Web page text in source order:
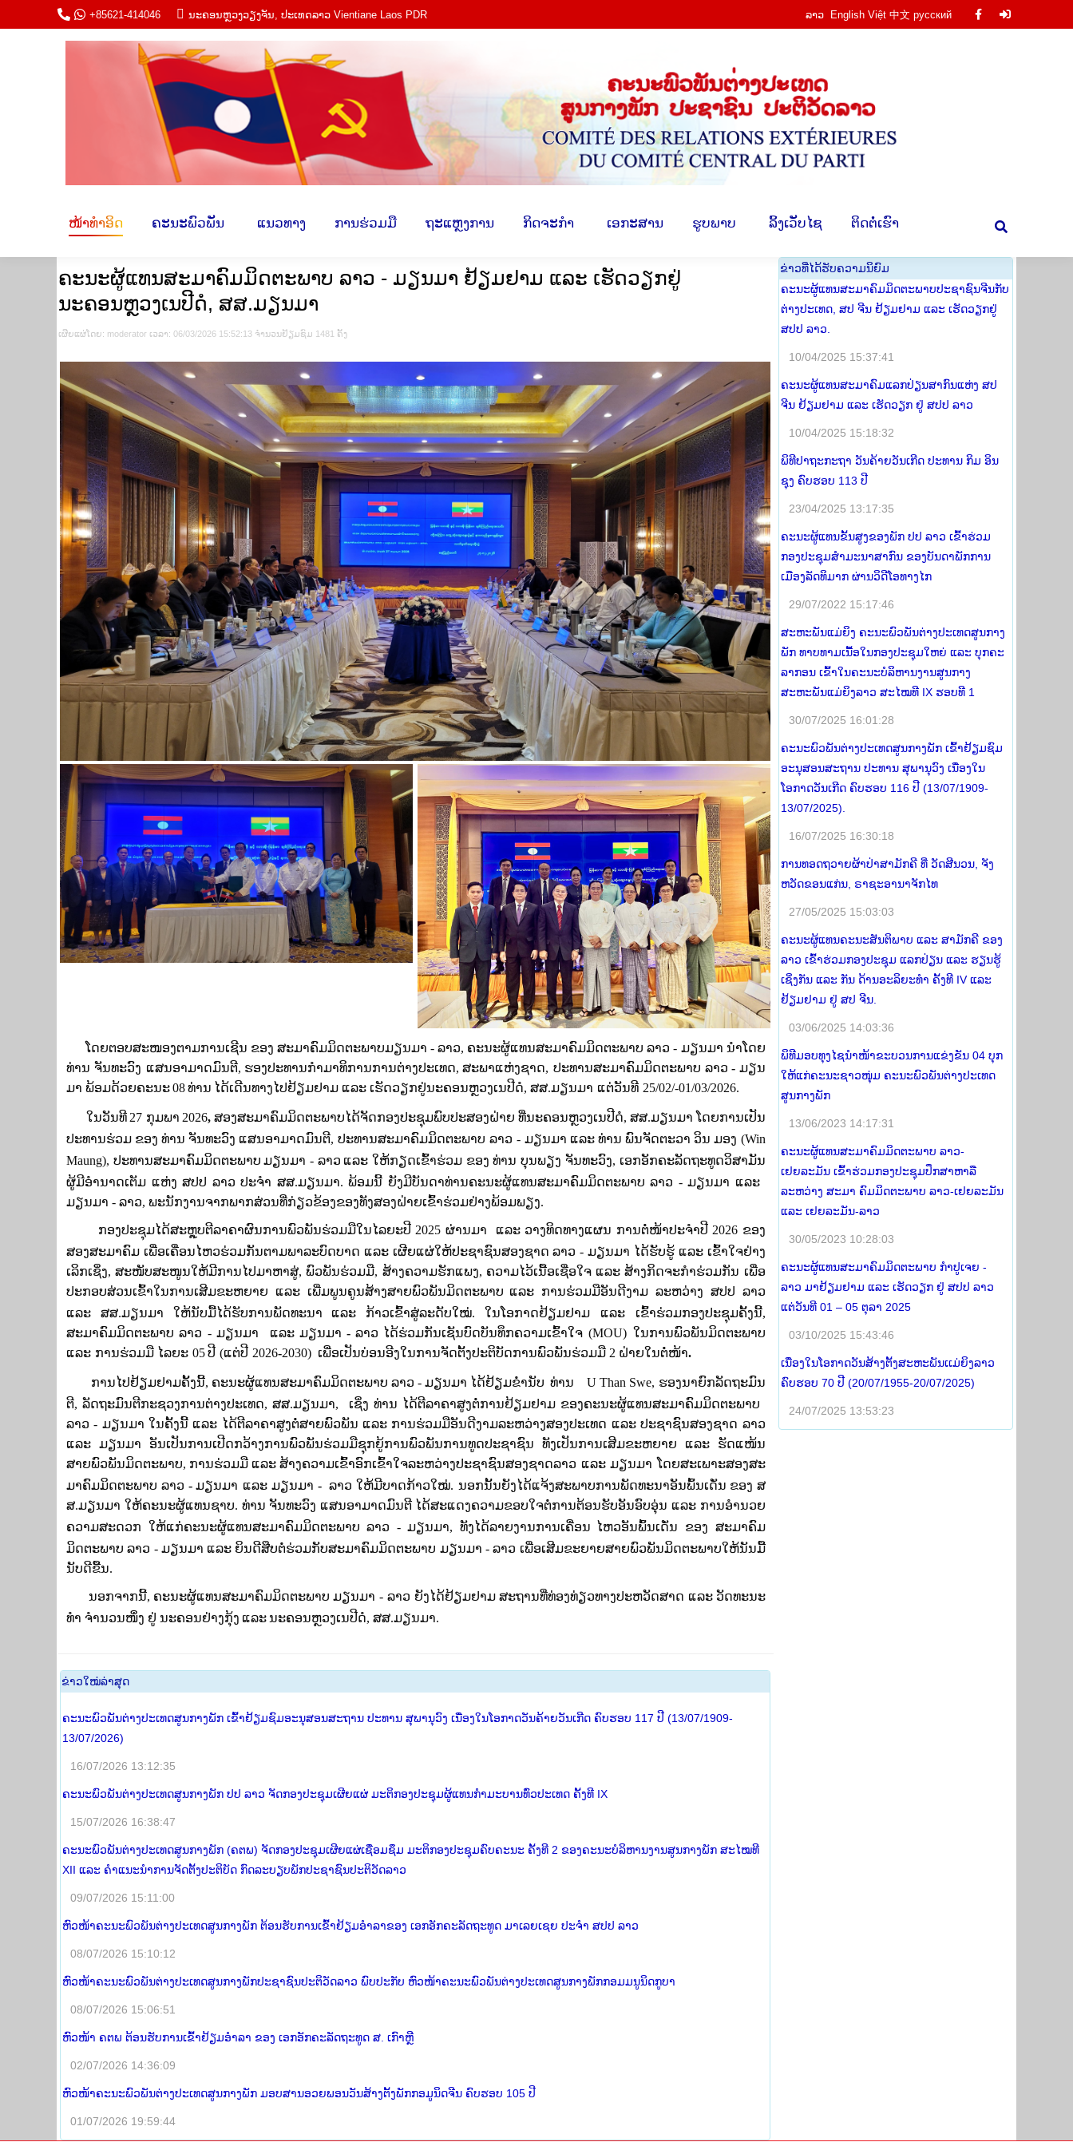
+85621-414046 ນະ​ຄອນຫຼວງວຽງ​ຈັນ, ປະ​ເທດ​ລາວ Vientiane Laos PDR ລາວ English Việt 中文 русский
Facebook
ໜ້າ​ທຳ​ອິດ ຄະ​ນະພົວ​ພັນ​ ​ ແນວ​ທາງ​ ​ການ​ຮ່ວມ​ມື ​ຖະ​ແຫຼງ​ການ ​ກິດ​ຈະ​ກຳ ​ ເອ​ກະ​ສານ ​ຮູບ​ພາບ ​ ລິ້ງ​ເວັບ​ໄຊ ​ຕິດ​ຕໍ່​ເຮົາ Search:
ຄະນະຜູ້ແທນສະມາຄົມມິດຕະພາບ ລາວ - ມຽນມາ ຢ້ຽມຢາມ ແລະ ເຮັດວຽກຢູ່
ນະຄອນຫຼວງເນປີດໍ, ສສ.ມຽນມາ
ເຜີຍ​ແຜ່​ໂດຍ​: moderator ເວ​ລາ: 06/03/2026 15:52:13 ຈຳ​ນວນ​​ຢ້ຽມ​ຊົມ 1481 ຄັ້ງ
ໂດຍຕອບສະໜອງຕາມການເຊີນ ຂອງ ສະມາຄົມມິດຕະພາບມຽນ​ມາ - ລາວ, ຄະນະຜູ້ແທນສະມາຄົມມິດຕະພາບ ​ລາວ - ມຽນມາ ນຳໂດຍ
ທ່ານ ຈັນທະວົງ ແສນອາມາດມົນຕີ, ຮອງປະທານກຳມາທິການການຕ່າງປະເທດ, ສະພາແຫ່ງຊາດ, ປະທານສະມາຄົມມິດຕະພາບ ລາວ - ມຽນ
ມາ ພ້ອມດ້ວຍຄະນະ08ທ່ານ ​ໄດ້ເດີນທາງໄປ​ຢ້ຽມຢາມ ​​ແລະ ເຮັດວຽກ​ຢູ່ນະຄອນຫຼວງເນປີດໍ, ສສ.ມຽນມາ ແຕ່​ວັນ​ທີ 25/02/-01/03/2026.
ໃນວັນທີ27 ກຸມພາ 2026, ສອງສະມາຄົມມິດຕະພາບໄດ້ຈັດກອງປະຊຸມພົບປະສອງຝ່າຍ ທີ່ນະ​ຄອນຫຼວງ​ເນ​ປີ​ດໍ, ສ​ສ.ມຽນ​ມາ ໂດຍການເປັນ
ປະທານຮ່ວມ ຂອງ ທ່ານ ຈັນທະວົງ ແສນ​ອາ​ມາດ​ມົນ​ຕີ, ປະທານສະ​ມາ​ຄົມ​ມິດ​ຕະ​ພາບ ລາວ - ມຽນ​ມາ ແລະ ທ່ານ ພົນຈັດຕະວາ ວິນ ມອງ (Win
Maung), ປະທານສະມາຄົມມິດຕະພາບ ມຽນມາ - ລາວ ແລະ ໃຫ້ກຽດເຂົ້າຮ່ວມ ຂອງ ທ່ານ ບຸນພຽງ ຈັນທະວົງ, ເອກອັກຄະລັດຖະທູດວິສາມັນ
ຜູ້ມີອຳນາດເຕັມ ແຫ່ງ ​ສປປ ລາວ ປະຈຳ ສສ.ມຽນມາ. ພ້ອມນີ້ ຍັງມີບັນດາ​ທ່ານຄະນະຜູ້ແທນສະມາຄົມ​ມິດຕະພາບ ລາວ -​​ມຽນມາ ແລະ
ມຽນມາ - ລາວ, ພະນັກງານ​ຈາກ​ພາກສ່ວນ​ທີ່​ກ່ຽວຂ້ອງ​ຂອງ​ທັງ​ສອງ​ຝ່າຍ​ເຂົ້າ​ຮ່ວ​ມຢ່າງ​ພ້ອມ​ພຽງ.
ກອງປະຊຸມໄດ້ສະຫຼຸບຕີລາຄາຜົນການພົວພັນຮ່ວມມືໃນໄລຍະປີ2025 ຜ່ານມາ ແລະ ວາງທິດທາງແຜນ ການຕໍ່ໜ້າປະຈໍາປີ2026 ຂອງ
ສອງສະມາຄົມ ເພື່ອເຄື່ອນໄຫວຮ່ວມກັນຕາມພາລະບົດບາດ ແລະ ເຜີຍແຜ່ໃຫ້ປະຊາຊົນສອງຊາດ ລາວ -ມຽນມາ ໄດ້ຮັບຮູ້ ແລະ ເຂົ້າໃຈຢ່າງ
ເລິກເຊິ່ງ, ສະໜັບສະໜູນໃຫ້ມີການໄປມາຫາສູ່, ພົວພັນຮ່ວມມື, ສ້າງຄວາມຮັກແພງ, ຄວາມໄວ້ເນື້ອເຊື່ອໃຈ ແລະ ສ້າງກິດຈະກໍາຮ່ວມກັນ ເພື່ອ
ປະກອບສ່ວນເຂົ້າໃນການເສີມຂະຫຍາຍ ແລະ ເພີ່ມພູນຄູນສ້າງສາຍພົວພັນມິດຕະພາບ ແລະ ການຮ່ວມມືອັນດີງາມ ລະຫວ່າງ ສປປ ລາວ
ແລະ ສສ.ມຽນມາ ໃຫ້ນັບມື້ໄດ້ຮັບການພັດທະນາ ແລະ ກ້າວເຂົ້າສູ່ລະດັບໃໝ່. ໃນໂອກາດຢ້ຽມຢາມ ແລະ ເຂົ້າຮ່ວມກອງປະຊຸມຄັ້ງນີ້,
ສະມາຄົມ​ມິດຕະພາບ ລາວ -ມຽນມາ ແລະ ມຽນມາ -ລາວ ໄດ້ຮ່ວມກັນເຊັນບົດບັນທຶກຄວາມເຂົ້າໃຈ (MOU) ໃນການພົວພັນມິດຕະພາບ
ແລະ ການຮ່ວມມື ໄລຍະ 05ປີ (ແຕ່ປີ 2026-2030) ເພື່ອເປັນບ່ອນອີງໃນການຈັດຕັ້ງປະຕິບັດການພົວພັນຮ່ວມມື 2 ຝ່າຍໃນຕໍ່ໜ້າ.
ການໄປຢ້ຽມຢາມຄັ້ງນີ້, ຄະນະຜູ້ແທນສະມາຄົມມິດຕະພາບ ລາວ - ມຽນມາ ໄດ້ຢ້ຽມຂໍ່ານັບ ທ່ານ U Than Swe, ຮອງນາຍົກລັດຖະມົນ
ຕີ,ລັດຖະມົນຕີກະຊວງການຕ່າງປະເທດ,ສສ.ມຽນມາ,
ເຊິ່ງ ທ່ານ ໄດ້ຕີລາຄາສູງຕໍ່ການຢ້ຽມຢາມ ຂອງຄະນະຜູ້ແທນສະມາຄົມມິດຕະພາບ
ລາວ - ມຽນມາ ໃນຄັ້ງນີ້ ແລະ ໄດ້ຕີລາຄາສູງຕໍ່ສາຍພົວພັນ ແລະ ການຮ່ວມມືອັນດີງາມລະຫວ່າງສອງປະເທດ ແລະ ປະຊາຊົນສອງຊາດ ລາວ
ແລະ ມຽນມາ ອັນເປັນການເປີດກວ້າງການພົວພັນຮ່ວມມືຊຸກຍູ້ການພົວພັນການທູດປະຊາຊົນ ທັງ​ເປັນ​ການເສີມຂະຫຍາຍ ແລະ ຮັດ​ແໜ້ນ
ສາຍພົວພັນມິດຕະພາບ, ການຮ່ວມມື ແລະສ້າງຄວາມເຂົ້າອົກເຂົ້າໃຈລະຫວ່າງປະຊາຊົນສອງຊາດລາວ ແລະ ມຽນມາ ໂດຍສະເພາະສອງສະ
ມາຄົມມິດຕະພາບ ລາວ -ມຽນມາ ແລະ ມຽນມາ - ລາວ ໃຫ້ມີບາດກ້າວໃໝ່. ນອກນັ້ນຍັງໄດ້ແຈ້ງສະພາບການພັດທະນາອັນພົ້ນເດັ່ນ ຂອງ ສ
ສ.ມຽນມາ ໃຫ້ຄະນະຜູ້ແທນຊາບ. ທ່ານ ຈັນທະວົງ ແສນອາມາດມົນຕີ ໄດ້ສະແດງຄວາມຂອບໃຈຕໍ່ການຕ້ອນຮັບອັນອົບອຸ່ນ ແລະ ການອໍານວຍ
ຄວາມສະດວກ ໃຫ້ແກ່ຄະນະຜູ້ແທນສະມາຄົມມິດຕະພາບລາວ -ມຽນມາ, ທັງໄດ້ລາຍງານການເຄື່ອນ ໄຫວອັນພົ້ນເດັ່ນ ຂອງ ສະມາຄົມ
ມິດຕະພາບລາວ - ມຽນມາ ແລະ ຍິນດີສືບຕໍ່ຮ່ວມກັບສະມາຄົມມິດຕະພາບ ມຽນມາ -ລາວ ເພື່ອເສີມຂະຍາຍສາຍພົວພັນມິດຕະພາບໃຫ້ນັນມື້
ນັບດີຂື້ນ.
ນອກຈາກນີ້, ຄະນະຜູ້ແທນສະມາຄົມ​ມິດ​ຕະ​ພາບມຽນມາ - ລາວ ຍັງໄດ້ຢ້ຽມຢາມ ສະຖານທີ່ທ່ອງທ່ຽວທາງປະຫວັດສາດ ແລະ ວັດທະນະ
ທຳ ຈຳນວນໜຶ່ງ ຢູ່ ນະຄອນຢ່າງກຸ້ງ ແລະນະຄອນຫຼວງເນປີດໍ, ສສ.ມຽນມາ.
​ຂ່າວ​ໃໝ່​ລ່າ​ສຸດ
ຄະນະພົວພັນຕ່າງປະເທດສູນກາງພັກ ເຂົ້າຢ້ຽມຊົມອະນຸສອນສະຖານ ປະທານ ສຸພານຸວົງ ເນື່ອງໃນໂອກາດວັນຄ້າຍວັນເກີດ ຄົບຮອບ 117 ປີ (13/07/1909-
13/07/2026)
16/07/2026 13:12:35
ຄະນະພົວພັນຕ່າງປະເທດສູນກາງພັກ ປປ ລາວ ຈັດກອງປະຊຸມເຜີຍແຜ່ ມະຕິກອງປະຊຸມຜູ້ແທນກຳມະບານທົ່ວປະເທດ ຄັ້ງທີ IX
15/07/2026 16:38:47
ຄະນະພົວພັນຕ່າງປະເທດສູນກາງພັກ (ຄຕພ) ຈັດກອງປະຊຸມເຜີຍແຜ່ເຊື່ອມຊຶມ ມະຕິກອງປະຊຸມຄົບຄະນະ ຄັ້ງທີ 2 ຂອງຄະນະບໍລິຫານງານສູນກາງພັກ ສະໄໝທີ
XII ແລະ ຄໍາແນະນໍາການຈັດຕັ້ງປະຕິບັດ ກົດລະບຽບພັກປະຊາຊົນປະຕິວັດລາວ
09/07/2026 15:11:00
ຫົວໜ້າຄະນະພົວພັນຕ່າງປະເທດສູນກາງພັກ ຕ້ອນຮັບການເຂົ້າຢ້ຽມອຳລາຂອງ ເອກອັກຄະລັດຖະທູດ ມາເລຍເຊຍ ປະຈຳ ສປປ ລາວ
08/07/2026 15:10:12
ຫົວໜ້າຄະນະພົວພັນຕ່າງປະເທດສູນກາງພັກປະຊາຊົນປະຕິວັດລາວ ພົບປະກັບ ຫົວໜ້າຄະນະພົວພັນຕ່າງປະເທດສູນກາງພັກກອມມນູນິດກູບາ
08/07/2026 15:06:51
ຫົວໜ້າ ຄຕພ ຕ້ອນຮັບການເຂົ້າຢ້ຽມອໍາລາ ຂອງ ເອກອັກຄະລັດຖະທູດ ສ. ເກົາຫຼີ
02/07/2026 14:36:09
ຫົວໜ້າຄະນະພົວພັນຕ່າງປະເທດສູນກາງພັກ ມອບສານອວຍພອນວັນສ້າງຕັ້ງພັກກອມູນິດຈີນ ຄົບຮອບ 105 ປີ
01/07/2026 19:59:44
​ຂ່າວ​ທີ່​ໄດ້​ຮັບ​ຄວາມ​ນິ​ຍົມ
ຄະນະຜູ້ແທນສະມາຄົມມິດຕະພາບປະຊາຊົນຈີນກັບ
ຕ່າງປະເທດ, ສປ ຈີນ ຢ້ຽມຢາມ ແລະ ເຮັດວຽກຢູ່
ສປປ ລາວ.
10/04/2025 15:37:41
ຄະນະຜູ້ແທນສະມາຄົມແລກປ່ຽນສາກົນແຫ່ງ ສປ
ຈີນ ຢ້ຽມຢາມ ແລະ ເຮັດວຽກ ຢູ່ ສປປ ລາວ
10/04/2025 15:18:32
ພິທີປາຖະກະຖາ ວັນຄ້າຍວັນເກີດ ປະທານ ກິມ ອິນ
ຊຸງ ຄົບຮອບ 113 ປີ
23/04/2025 13:17:35
ຄະນະຜູ້ແທນຂັ້ນສູງຂອງພັກ ປປ ລາວ ເຂົ້າຮ່ວມ
ກອງປະຊຸມສໍາມະນາສາກົນ ຂອງບັນດາພັກການ
ເມືອງລັດທິມາກ ຜ່ານວິດີໂອທາງໄກ
29/07/2022 15:17:46
ສະຫະພັນແມ່ຍິງ ຄະນະພົວພັນຕ່າງປະເທດສູນກາງ
ພັກ ທາບທາມເນື້ອໃນກອງປະຊຸມໃຫຍ່ ແລະ ບຸກຄະ
ລາກອນ ເຂົ້າໃນຄະນະບໍລິຫານງານສູນກາງ
ສະຫະພັນແມ່ຍິງລາວ ສະໄໝທີ IX ຮອບທີ 1
30/07/2025 16:01:28
ຄະນະພົວພັນຕ່າງປະເທດສູນກາງພັກ ເຂົ້າຢ້ຽມຊົມ
ອະນຸສອນສະຖານ ປະທານ ສຸພານຸວົງ ເນື່ອງໃນ
ໂອກາດວັນເກີດ ຄົບຮອບ 116 ປີ (13/07/1909-
13/07/2025).
16/07/2025 16:30:18
ການທອດຖວາຍຜ້າປ່າສາມັກຄີ ທີ່ ວັດສີນວນ, ຈັງ
ຫວັດຂອນແກ່ນ, ຣາຊະອານາຈັກໄທ
27/05/2025 15:03:03
ຄະນະຜູ້ແທນຄະນະສັນຕິພາບ ແລະ ສາມັກຄີ ຂອງ
ລາວ ເຂົ້າຮ່ວມກອງປະຊຸມ ແລກປ່ຽນ ແລະ ຮຽນຮູ້
ເຊິ່ງກັນ ແລະ ກັນ ດ້ານອະລິຍະທໍາ ຄັ້ງທີ IV ແລະ
ຢ້ຽມຢາມ ຢູ່ ສປ ຈີນ.
03/06/2025 14:03:36
ພິທີມອບທຸງໄຊນຳໜ້າຂະບວນການແຂ່ງຂັນ 04 ບຸກ
ໃຫ້ແກ່ຄະນະຊາວໜຸ່ມ ຄະນະພົວພັນຕ່າງປະເທດ
ສູນກາງພັກ
13/06/2023 14:17:31
ຄະນະຜູ້ແທນສະມາຄົມມິດຕະພາບ ລາວ-
ເຢຍລະມັນ ເຂົ້າຮ່ວມກອງປະຊຸມປຶກສາຫາລື
ລະຫວ່າງ ສະມາ ຄົມມິດຕະພາບ ລາວ-ເຢຍລະມັນ
ແລະ ເຢຍລະມັນ-ລາວ
30/05/2023 10:28:03
ຄະນະຜູ້ແທນສະມາຄົມມິດຕະພາບ ກໍາປູເຈຍ -
ລາວ ມາຢ້ຽມຢາມ ແລະ ເຮັດວຽກ ຢູ່ ສປປ ລາວ
ແຕ່ວັນທີ 01 – 05 ຕຸລາ 2025
03/10/2025 15:43:46
ເນື່ອງໃນໂອກາດວັນສ້າງຕັ້ງສະຫະພັນເເມ່ຍິງລາວ
ຄົບຮອບ 70 ປີ (20/07/1955-20/07/2025)
24/07/2025 13:53:23
ໜ້າ​ທຳ​ອິດ ຄະ​ນະພົວ​ພັນ​ ​ ແນວ​ທາງ​ ​ການ​ຮ່ວມ​ມື ​ຖະ​ແຫຼງ​ການ ​ກິດ​ຈະ​ກຳ ​ ເອ​ກະ​ສານ ​ຮູບ​ພາບ ​ ລິ້ງ​ເວັບ​ໄຊ ​ຕິດ​ຕໍ່​ເຮົາ Search: